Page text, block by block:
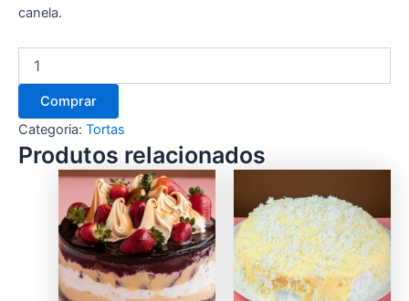
canela.
Comprar
Categoria: Tortas
Produtos relacionados
This
product
has
multiple
variants.
The
product
has
multiple
variants.
The